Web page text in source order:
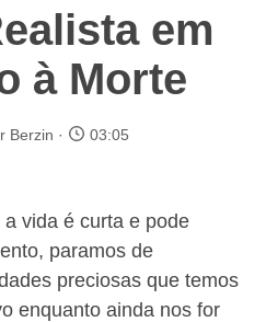
em
à Morte
Berzin 03:05
vida é curta e pode
paramos de
preciosas que temos
enquanto ainda nos for